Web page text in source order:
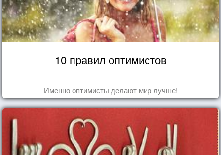
10 правил оптимистов
Именно оптимисты делают мир лучше!